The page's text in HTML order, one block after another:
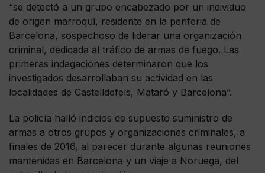
“se detectó a un grupo encabezado por un individuo
de origen marroquí, residente en la periferia de
Barcelona, sospechoso de liderar una organización
criminal, dedicada al tráfico de armas de fuego. Las
primeras indagaciones determinaron que los
investigados desarrollaban su actividad en las
localidades de Castelldefels, Mataró y Barcelona”.
La policía halló indicios de supuesto suministro de
armas a otros grupos y organizaciones criminales, a
finales de 2016, al parecer durante algunas reuniones
mantenidas en Barcelona y un viaje a Noruega, del